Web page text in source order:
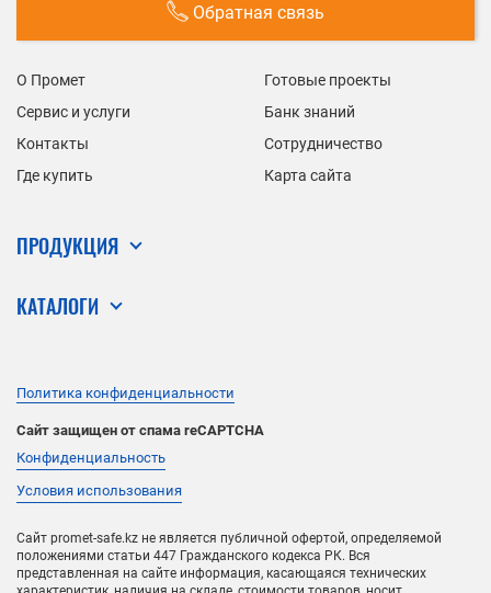
Обратная связь
О Промет
Готовые проекты
Сервис и услуги
Банк знаний
Контакты
Сотрудничество
Где купить
Карта сайта
ПРОДУКЦИЯ
КАТАЛОГИ
Политика конфиденциальности
Сайт защищен от спама reCAPTCHA
Конфиденциальность
Условия использования
Сайт promet-safe.kz не является публичной офертой, определяемой
положениями статьи 447 Гражданского кодекса РК. Вся
представленная на сайте информация, касающаяся технических